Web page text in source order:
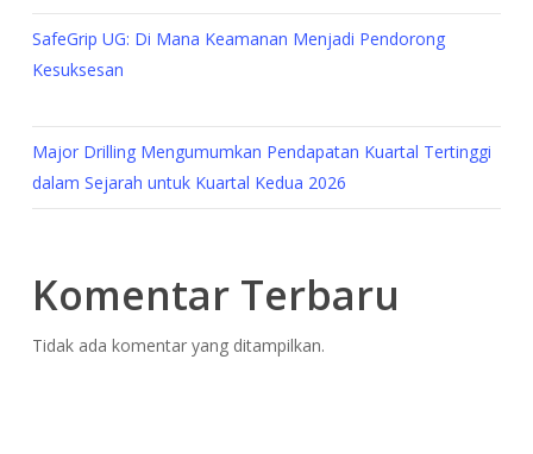
SafeGrip UG: Di Mana Keamanan Menjadi Pendorong
Kesuksesan
Major Drilling Mengumumkan Pendapatan Kuartal Tertinggi
dalam Sejarah untuk Kuartal Kedua 2026
Komentar Terbaru
Tidak ada komentar yang ditampilkan.